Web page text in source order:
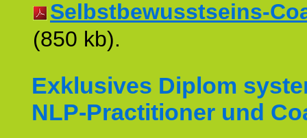
Selbstbewusstseins-
(850 kb).
Exklusives Diplom
NLP-Practitioner und